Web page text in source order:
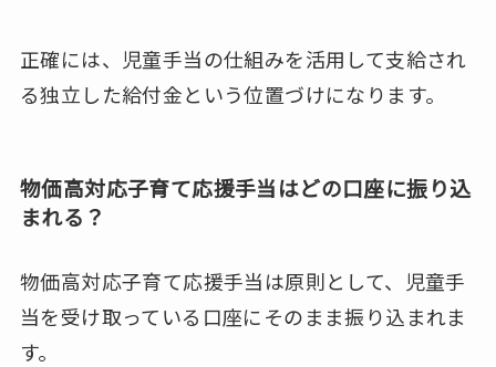
正確には、児童手当の仕組みを活用して支給され
る独立した給付金という位置づけになります。
物価高対応子育て応援手当はどの口座に振り込
まれる？
物価高対応子育て応援手当は原則として、児童手
当を受け取っている口座にそのまま振り込まれま
す。